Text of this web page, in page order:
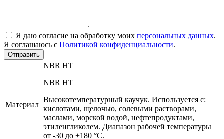
Я даю согласие на обработку моих персональных данных.
Я соглашаюсь с Политикой конфиденциальности.
Отправить
Материал
NBR HT
NBR HT
Высокотемпературный каучук. Используется с:
кислотами, щелочью, солевыми растворами,
маслами, морской водой, нефтепродуктами,
этиленгликолем. Диапазон рабочей температуры
от -30 до +180 °С.